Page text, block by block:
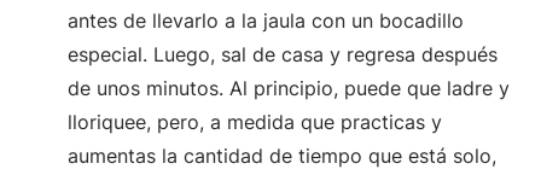
antes de llevarlo a la jaula con un bocadillo
especial. Luego, sal de casa y regresa después
de unos minutos. Al principio, puede que ladre y
lloriquee, pero, a medida que practicas y
aumentas la cantidad de tiempo que está solo,